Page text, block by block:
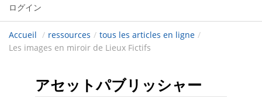
ログイン
Accueil / ressources / tous les articles en ligne /
Les images en miroir de Lieux Fictifs
アセットパブリッシャー